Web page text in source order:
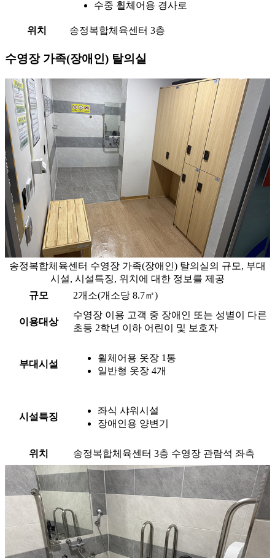
수중 휠체어용 경사로
위치 송정복합체육센터 3층
수영장 가족(장애인) 탈의실
송정복합체육센터 수영장 가족(장애인) 탈의실의 규모, 부대
시설, 시설특징, 위치에 대한 정보를 제공
규모
2개소(개소당 8.7㎡)
이용대상
수영장 이용 고객 중 장애인 또는 성별이 다른
초등 2학년 이하 어린이 및 보호자
부대시설
휠체어용 옷장 1통
일반형 옷장 4개
시설특징
좌식 샤워시설
장애인용 양변기
위치 송정복합체육센터 3층 수영장 관람석 좌측